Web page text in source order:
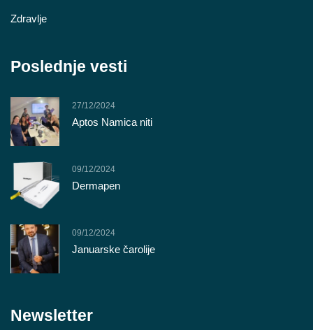
Zdravlje
Poslednje vesti
27/12/2024
Aptos Namica niti
09/12/2024
Dermapen
09/12/2024
Januarske čarolije
Newsletter